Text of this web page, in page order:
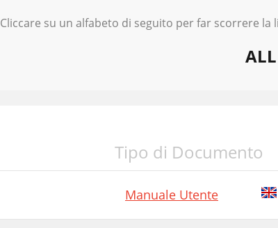
Cliccare su un alfabeto di seguito per far scorrere
ALL
Tipo di Documento
Manuale Utente